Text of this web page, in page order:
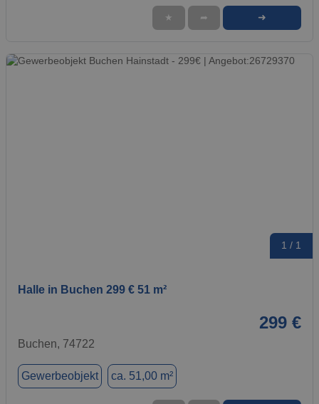
★ ➦ ➜
1 / 1
Halle in Buchen 299 € 51 m²
299 €
Buchen, 74722
Gewerbeobjekt ca. 51,00 m²